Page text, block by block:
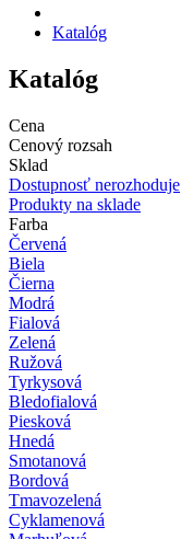
Katalóg
Katalóg
Cena
Cenový rozsah
Sklad
Dostupnosť nerozhoduje
Produkty na sklade
Farba
Červená
Biela
Čierna
Modrá
Fialová
Zelená
Ružová
Tyrkysová
Bledofialová
Piesková
Hnedá
Smotanová
Bordová
Tmavozelená
Cyklamenová